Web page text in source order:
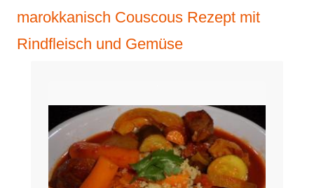
marokkanisch Couscous Rezept mit
Rindfleisch und Gemüse